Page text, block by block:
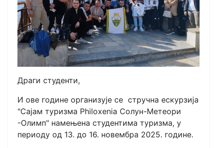
Драги студенти,
И ове године организује се стручна ескурзија
"Сајам туризма Philoxenia Солун-Метеори
-Олимп" намењена студентима туризма, у
периоду од 13. до 16. новембра 2025. године.